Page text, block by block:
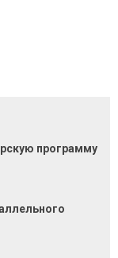
программу